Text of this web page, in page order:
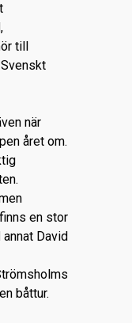
till
när
året om.
en stor
David
båttur.